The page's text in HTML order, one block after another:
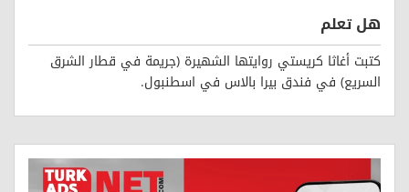
هل تعلم
كتبت أغاثا كريستي روايتها الشهيرة (جريمة في قطار الشرق
السريع) في فندق بيرا بالاس في اسطنبول.